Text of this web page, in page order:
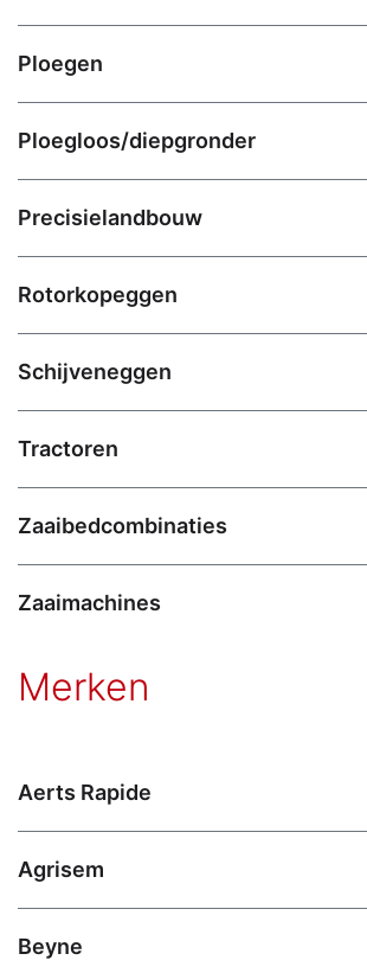
Ploegen
Ploegloos/diepgronder
Precisielandbouw
Rotorkopeggen
Schijveneggen
Tractoren
Zaaibedcombinaties
Zaaimachines
Merken
Aerts Rapide
Agrisem
Beyne